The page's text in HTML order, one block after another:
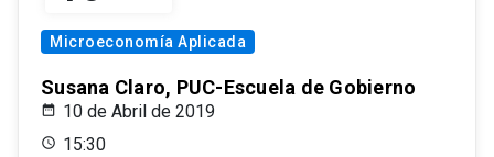
Microeconomía Aplicada
Susana Claro, PUC-Escuela de Gobierno
10 de Abril de 2019
15:30